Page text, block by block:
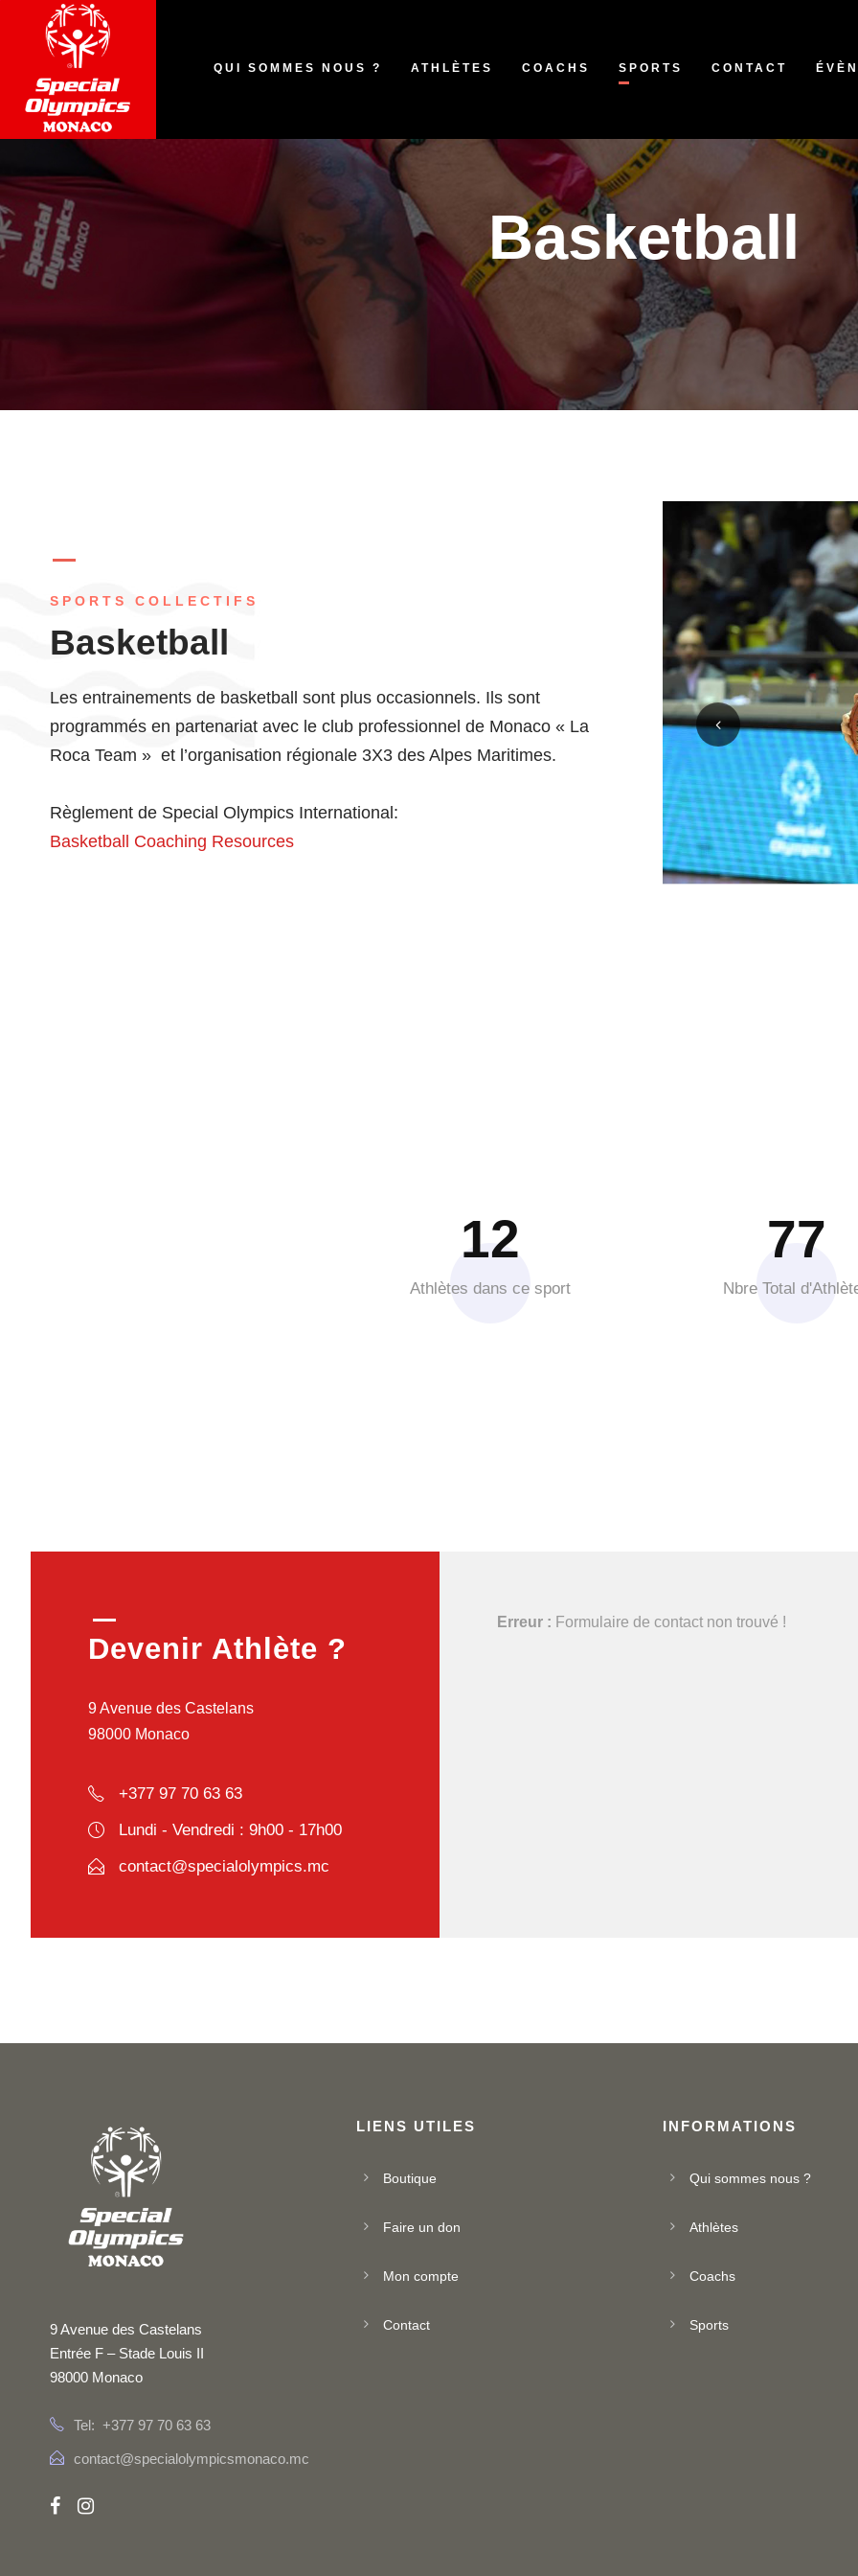
QUI SOMMES NOUS ? ATHLÈTES COACHS SPORTS CONTACT
Basketball
SPORTS COLLECTIFS
Basketball
Les entrainements de basketball sont plus occasionnels. Ils sont
programmés en partenariat avec le club professionnel de Monaco « La
Roca Team » et l’organisation régionale 3X3 des Alpes Maritimes.
Règlement de Special Olympics International:
Basketball Coaching Resources
12
Athlètes dans ce sport
77
Nbre Total
Devenir Athlète ?
9 Avenue des Castelans
98000 Monaco
+377 97 70 63 63
Lundi - Vendredi : 9h00 - 17h00
contact@specialolympics.mc
Erreur : Formulaire de contact non trouvé !
9 Avenue des Castelans
Entrée F – Stade Louis II
98000 Monaco
Tel: +377 97 70 63 63
contact@specialolympicsmonaco.mc
LIENS UTILES
Boutique
Faire un don
Mon compte
Contact
INFORMATIONS
Qui sommes nous ?
Athlètes
Coachs
Sports